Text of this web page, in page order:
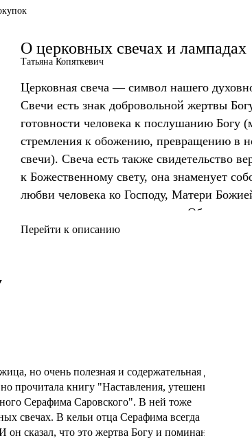
О церковных свечах и лампадах
Татьяна Копяткевич
Церковная свеча — символ нашего
Свечи есть знак добровольной жертвы
готовности человека к послушанию Богу
стремления к обожению, превращению в
свечи). Свеча есть также свидетельство
к Божественному свету, она знаменует
любви человека ко Господу, Матери
ликов которых свеча ставится. Об
зажигать свечи и лампады во время
Перейти к описанию
но очень полезная и содержательная для
Серафима Саровского". В ней тоже
свечах. В кельи отца Серафима всегда
сказал, что это жертва Богу и поминание